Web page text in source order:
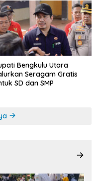
Bengkulu Utara
Seragam Gratis
SD dan SMP